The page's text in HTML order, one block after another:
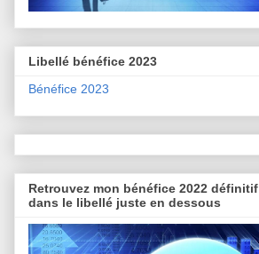
Libellé bénéfice 2023
Bénéfice 2023
Retrouvez mon bénéfice 2022 définitif
dans le libellé juste en dessous